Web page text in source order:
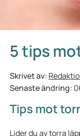
5 tips
Skrivet av:
Senaste ändring:
Tips mot
Lider du av torra